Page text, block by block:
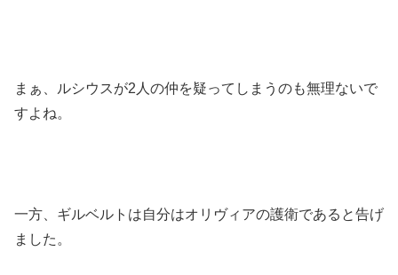
まぁ、ルシウスが2人の仲を疑ってしまうのも無理ないで
すよね。
一方、ギルベルトは自分はオリヴィアの護衛であると告げ
ました。